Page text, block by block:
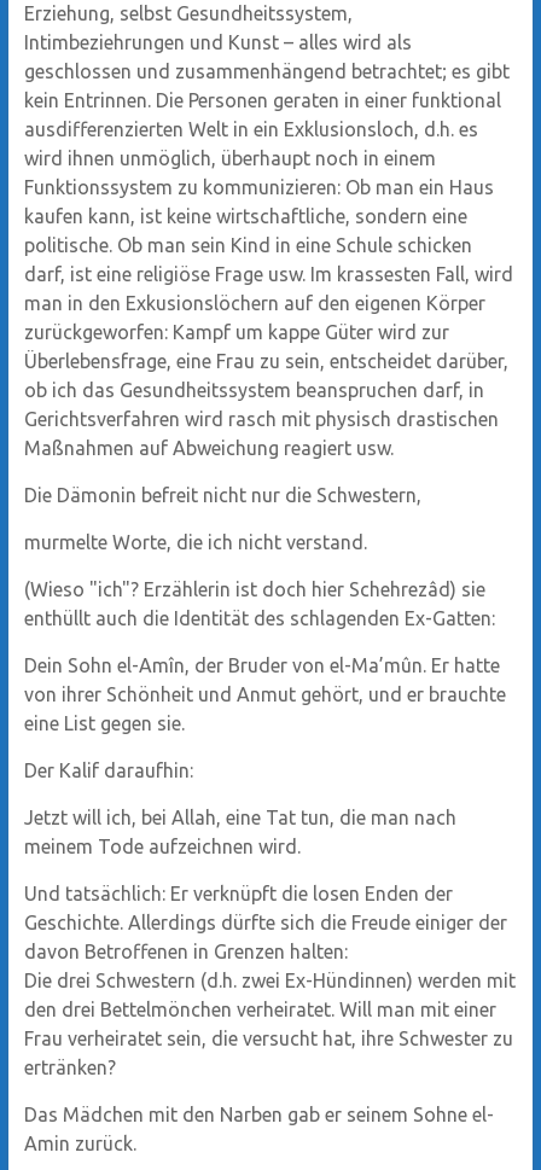
Erziehung, selbst Gesundheitssystem,
Intimbeziehrungen und Kunst – alles wird als
geschlossen und zusammenhängend betrachtet; es gibt
kein Entrinnen. Die Personen geraten in einer funktional
ausdifferenzierten Welt in ein Exklusionsloch, d.h. es
wird ihnen unmöglich, überhaupt noch in einem
Funktionssystem zu kommunizieren: Ob man ein Haus
kaufen kann, ist keine wirtschaftliche, sondern eine
politische. Ob man sein Kind in eine Schule schicken
darf, ist eine religiöse Frage usw. Im krassesten Fall, wird
man in den Exkusionslöchern auf den eigenen Körper
zurückgeworfen: Kampf um kappe Güter wird zur
Überlebensfrage, eine Frau zu sein, entscheidet darüber,
ob ich das Gesundheitssystem beanspruchen darf, in
Gerichtsverfahren wird rasch mit physisch drastischen
Maßnahmen auf Abweichung reagiert usw.
Die Dämonin befreit nicht nur die Schwestern,
murmelte Worte, die ich nicht verstand.
(Wieso "ich"? Erzählerin ist doch hier Schehrezâd) sie
enthüllt auch die Identität des schlagenden Ex-Gatten:
Dein Sohn el-Amîn, der Bruder von el-Ma’mûn. Er hatte
von ihrer Schönheit und Anmut gehört, und er brauchte
eine List gegen sie.
Der Kalif daraufhin:
Jetzt will ich, bei Allah, eine Tat tun, die man nach
meinem Tode aufzeichnen wird.
Und tatsächlich: Er verknüpft die losen Enden der
Geschichte. Allerdings dürfte sich die Freude einiger der
davon Betroffenen in Grenzen halten:
Die drei Schwestern (d.h. zwei Ex-Hündinnen) werden mit
den drei Bettelmönchen verheiratet. Will man mit einer
Frau verheiratet sein, die versucht hat, ihre Schwester zu
ertränken?
Das Mädchen mit den Narben gab er seinem Sohne el-
Amin zurück.